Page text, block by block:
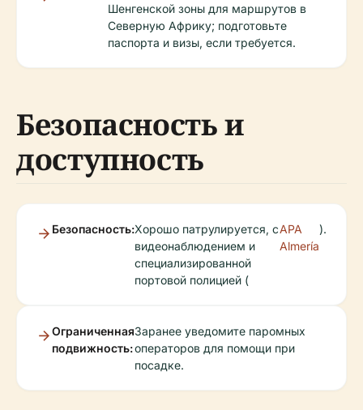
Шенгенской зоны для маршрутов в
Северную Африку; подготовьте
паспорта и визы, если требуется.
Безопасность и
доступность
Безопасность:Хорошо патрулируется, с
видеонаблюдением и
специализированной
портовой полицией (
APA
Almería
).
Ограниченная
подвижность:
Заранее уведомите паромных
операторов для помощи при
посадке.